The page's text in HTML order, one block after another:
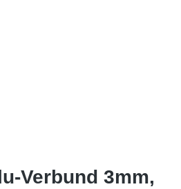
Verbund 3mm,